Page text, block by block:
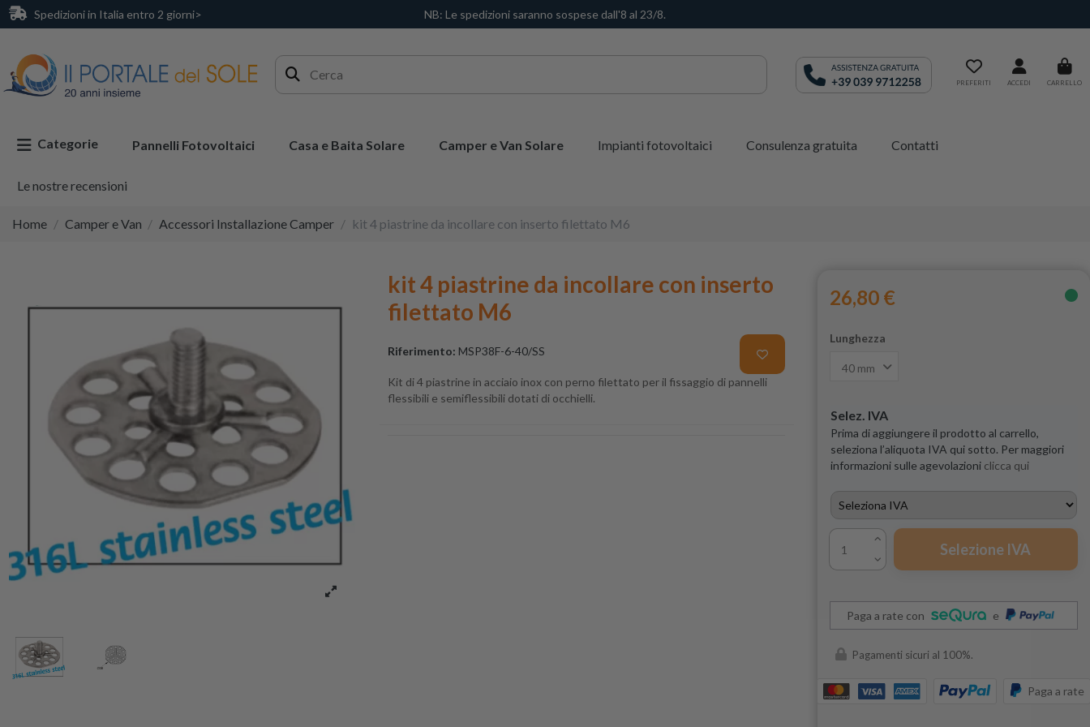
Spedizioni in Italia entro 2 giorni> NB: Le spedizioni saranno sospese dall'8 al 23/8.
PREFERITI ACCEDI CARRELLO
Categorie Pannelli Fotovoltaici Casa e Baita Solare Camper e Van Solare Impianti fotovoltaici Consulenza gratuita Contatti
Le nostre recensioni
Home Camper e Van Accessori Installazione Camper kit 4 piastrine da incollare con inserto filettato M6
kit 4 piastrine da incollare con inserto
filettato M6
Riferimento: MSP38F-6-40/SS
Kit di 4 piastrine in acciaio inox con perno filettato per il fissaggio di pannelli
flessibili e semiflessibili dotati di occhielli.
26,80 €
Lunghezza
Selez. IVA
Prima di aggiungere il prodotto al carrello,
seleziona l’aliquota IVA qui sotto. Per maggiori
informazioni sulle agevolazioni clicca qui
Selezione IVA
Paga a rate con e
Pagamenti sicuri al 100%.
Paga a rate